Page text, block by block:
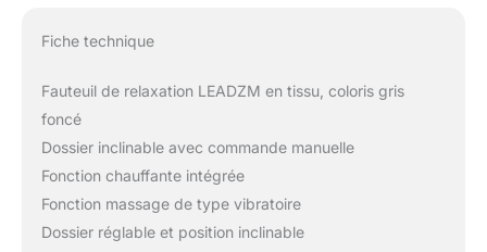
Fiche technique
Fauteuil de relaxation LEADZM en tissu, coloris gris
foncé
Dossier inclinable avec commande manuelle
Fonction chauffante intégrée
Fonction massage de type vibratoire
Dossier réglable et position inclinable